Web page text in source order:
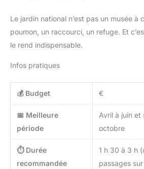
Le jardin national n’est pas un musée à
poumon, un raccourci, un refuge. Et
le rend indispensable.
Infos pratiques
💰 Budget €
📅 Meilleure
période
Avril à juin et
octobre
⏱️ Durée
recommandée
1 h 30 à 3 h
passages